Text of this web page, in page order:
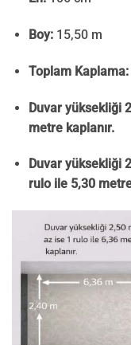
Boy:15,50 m
Toplam Kaplama:
Duvar yüksekliği
metre kaplanır.
Duvar yüksekliği
rulo ile 5,30